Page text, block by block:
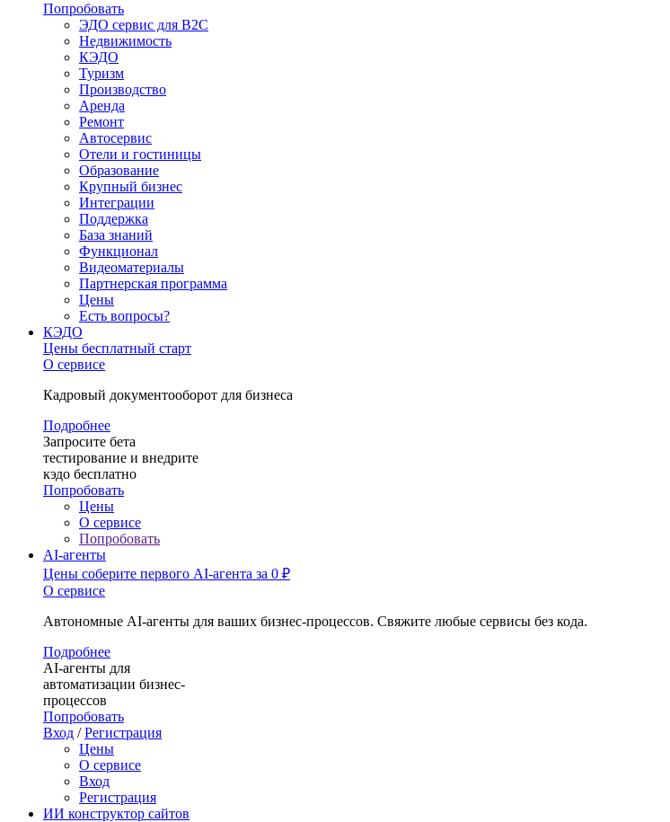
Попробовать
ЭДО сервис для B2C
Недвижимость
КЭДО
Туризм
Производство
Аренда
Ремонт
Автосервис
Отели и гостиницы
Образование
Крупный бизнес
Интеграции
Поддержка
База знаний
Функционал
Видеоматериалы
Партнерская программа
Цены
Есть вопросы?
КЭДО
Цены бесплатный старт
О сервисе
Кадровый документооборот для бизнеса
Подробнее
Запросите бета
тестирование и внедрите
кэдо бесплатно
Попробовать
Цены
О сервисе
Попробовать
AI-агенты
Цены соберите первого AI-агента за 0 ₽
О сервисе
Автономные AI-агенты для ваших бизнес-процессов. Свяжите любые сервисы без кода.
Подробнее
AI-агенты для
автоматизации бизнес-
процессов
Попробовать
Вход / Регистрация
Цены
О сервисе
Вход
Регистрация
ИИ конструктор сайтов